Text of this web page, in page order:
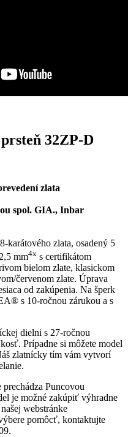
32ZP-D
zlata
spol. GIA., Inbar
karátového zlata, osadený 5
mm4x s certifikátom
bielom zlate, klasickom
červenom zlate. Úprava
od zakúpenia. Na šperk
s 10-ročnou zárukou a s
dielni s 27-ročnou
Prípadne si môžete model
zlatnícky tím vám vytvorí
Puncovou
je možné zakúpiť výhradne
webstránke
pomôcť, kontaktujte